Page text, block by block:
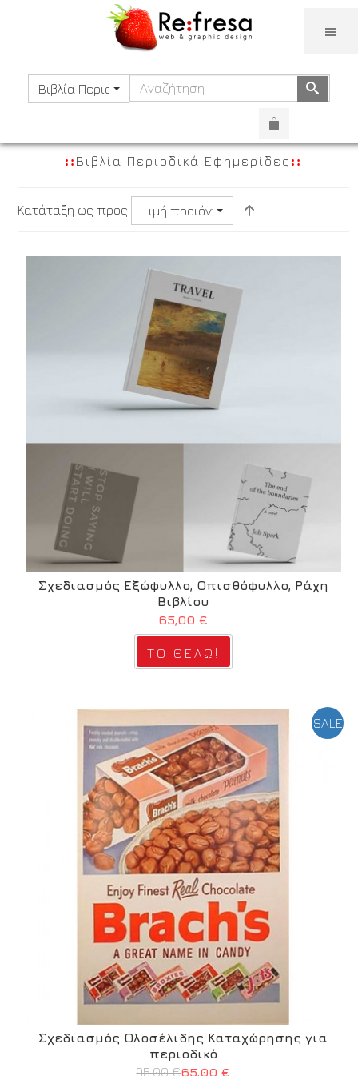
Βιβλία Περιοδικά Εφημερίδες
Αναζήτηση
Βιβλία Περιοδικά Εφημερίδες
Κατάταξη ως προς Τιμή προϊόντος
Σχεδιασμός Εξώφυλλο, Οπισθόφυλλο, Ράχη
Βιβλίου
65,00 €
SALE
Σχεδιασμός Ολοσέλιδης Καταχώρησης για
περιοδικό
95,00 €65,00 €